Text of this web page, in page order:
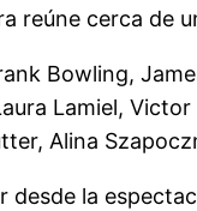
reúne cerca de
Bowling,
Lamiel,
Alina
desde la